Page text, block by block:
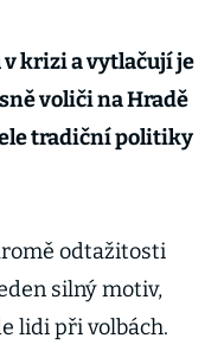
krizi a vytlačují je
voliči na Hradě
tradiční politiky
odtažitosti
silný motiv,
lidi při volbách.